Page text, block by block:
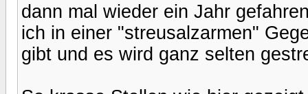
dann mal wieder ein Jahr
ich in einer "streusalzarmen"
gibt und es wird ganz selten